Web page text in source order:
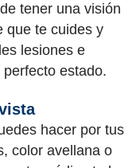
tener una visión
que te cuides y
lesiones e
estado.
hacer por tus
color avellana o